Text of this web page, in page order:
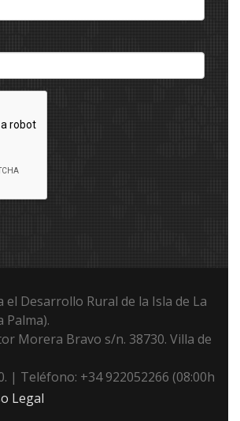
el Desarrollo Rural de la Isla de La
Palma).
Morera Bravo s/n. 38730. Villa de
| Teléfono: +34 922052266 (08:00h
Legal